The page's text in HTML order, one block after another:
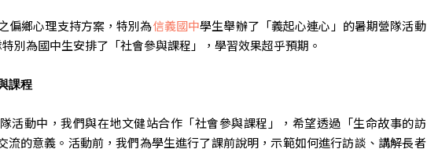
偏鄉心理支持方案，特別為信義國中學生舉辦了「義起心連心」的暑期營隊活動
別為國中生安排了「社會參與課程」，學習效果超乎預期。
課程
活動中，我們與在地文健站合作「社會參與課程」，希望透過「生命故事的訪
流的意義。活動前，我們為學生進行了課前說明，示範如何進行訪談、講解長者